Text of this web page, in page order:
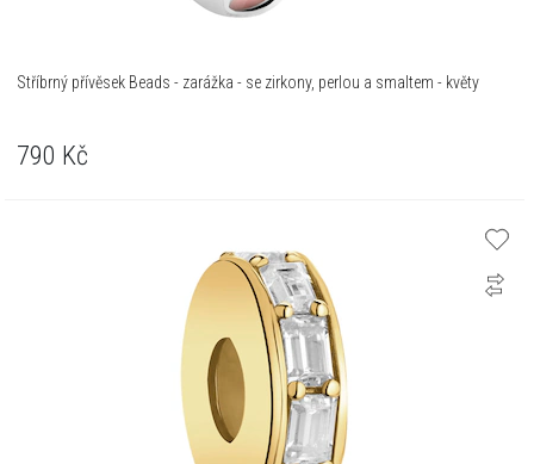
Stříbrný přívěsek Beads - zarážka - se zirkony, perlou a smaltem - květy
790 Kč